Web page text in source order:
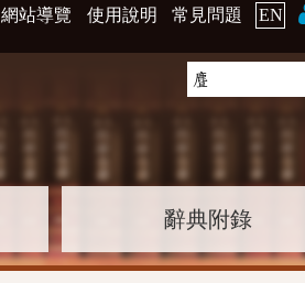
網站導覽 使用說明 常見問題 EN
辭典附錄